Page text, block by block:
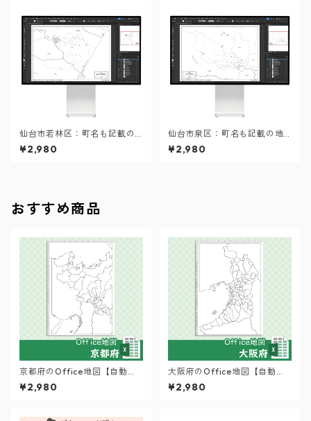
仙台市若林区：町名も記載の
地図データ（PDF・Aiファイ
ル）
¥2,980
仙台市泉区：町名も記載の地
図データ（PDF・Aiファイ
ル）
¥2,980
おすすめ商品
京都府のOffice地図【自動色
塗り機能付き】
¥2,980
大阪府のOffice地図【自動色
塗り機能付き】
¥2,980